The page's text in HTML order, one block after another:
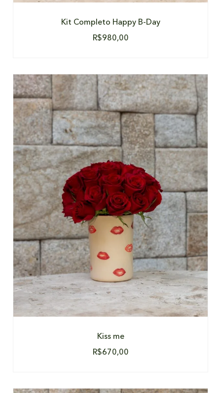
Kit Completo Happy B-Day
R$980,00
DETALHES
Kiss me
R$670,00